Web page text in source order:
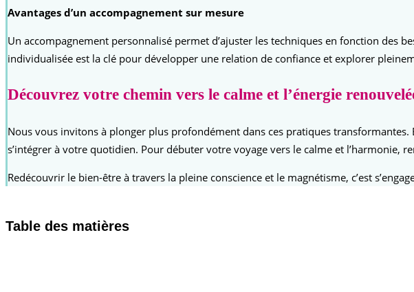
Avantages d’un accompagnement sur mesure
Un accompagnement personnalisé permet d’ajuster les techniques en fonction des
individualisée est la clé pour développer une relation de confiance et explorer
Découvrez votre chemin vers le calme et l’énergie
Nous vous invitons à plonger plus profondément dans ces pratiques transformantes.
s’intégrer à votre quotidien. Pour débuter votre voyage vers le calme et l’harmonie,
Redécouvrir le bien-être à travers la pleine conscience et le magnétisme, c’est
Table des matières